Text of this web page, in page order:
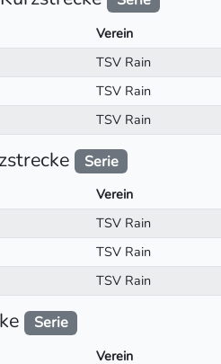
Verein
TSV Rain
TSV Rain
TSV Rain
Serie
Verein
TSV Rain
TSV Rain
TSV Rain
Serie
Verein